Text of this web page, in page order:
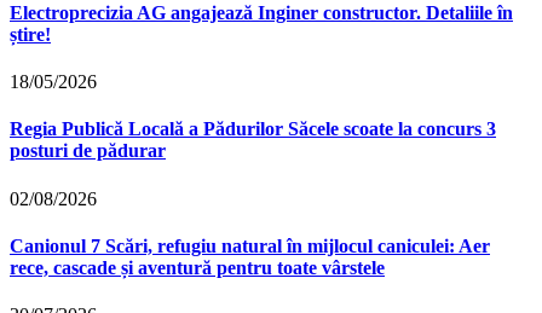
Electroprecizia AG angajează Inginer constructor. Detaliile în
știre!
18/05/2026
Regia Publică Locală a Pădurilor Săcele scoate la concurs 3
posturi de pădurar
02/08/2026
Canionul 7 Scări, refugiu natural în mijlocul caniculei: Aer
rece, cascade și aventură pentru toate vârstele